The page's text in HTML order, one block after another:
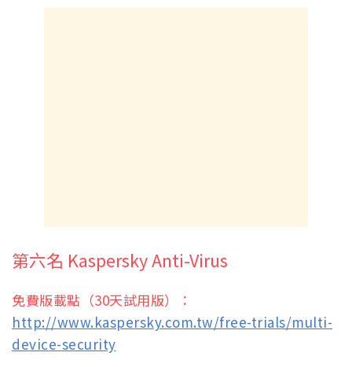
第六名 Kaspersky Anti-Virus
免費版載點（30天試用版）：
http://www.kaspersky.com.tw/free-trials/multi-
device-security